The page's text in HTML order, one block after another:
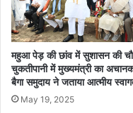
महुआ पेड़ की छांव में सुशासन की
चुकतीपानी में मुख्यमंत्री का अचानक
बैगा समुदाय ने जताया आत्मीय
May 19, 2025